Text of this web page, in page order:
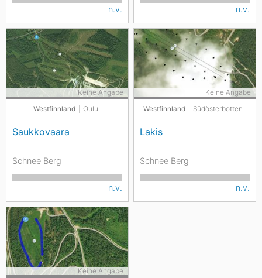
n.v. n.v.
Westfinnland Oulu
Saukkovaara
Keine Angabe
Schnee Berg
n.v.
Westfinnland Südösterbotten
Lakis
Keine Angabe
Schnee Berg
n.v.
Keine Angabe